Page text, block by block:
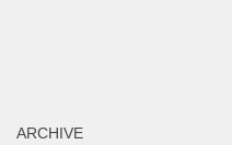
ARCHIVE